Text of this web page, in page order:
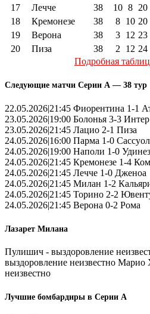
17
Лечче 38 10 8 20
18
Кремонезе 38 8 10 20
19
Верона 38 3 12 23
20
Пиза 38 2 12 24
Подробная
Следующие матчи Серии А — 38 тур
22.05.2026|21:45 Фиорентина 1-1
23.05.2026|19:00 Болонья 3-3 Интер
23.05.2026|21:45 Лацио 2-1 Пиза
24.05.2026|16:00 Парма 1-0
24.05.2026|19:00 Наполи 1-0
24.05.2026|21:45 Кремонезе 1-4
24.05.2026|21:45 Лечче 1-0 Дженоа
24.05.2026|21:45 Милан 1-2
24.05.2026|21:45 Торино 2-2
24.05.2026|21:45 Верона 0-2 Рома
Лазарет Милана
Пулишич - выздоровление
выздоровление неизвестно Марио
неизвестно
Лучшие бомбардиры в Серии А